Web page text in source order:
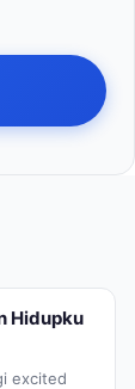
Hidupku
excited